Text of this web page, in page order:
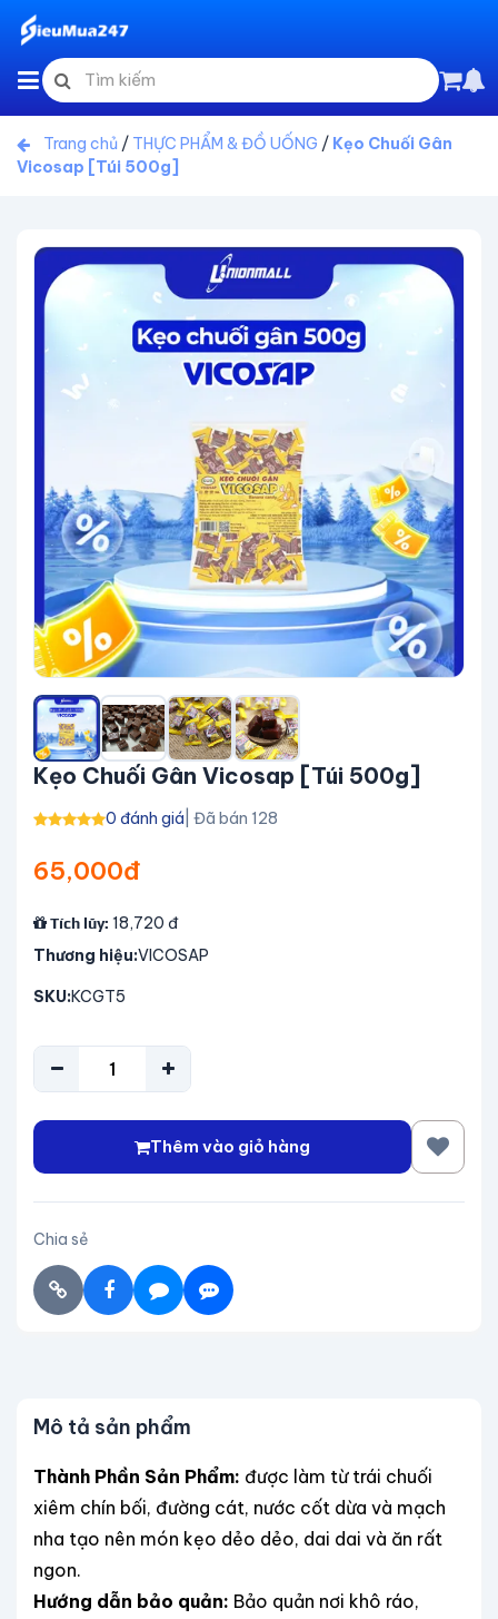
Trang chủ / THỰC PHẨM & ĐỒ UỐNG / Kẹo Chuối Gân
Vicosap [Túi 500g]
Kẹo Chuối Gân Vicosap [Túi 500g]
0 đánh giá | Đã bán 128
65,000đ
Tích lũy: 18,720 đ
Thương hiệu:VICOSAP
SKU:KCGT5
Thêm vào giỏ hàng
Chia sẻ
Mô tả sản phẩm
Thành Phần Sản Phẩm: được làm từ trái chuối
xiêm chín bối, đường cát, nước cốt dừa và mạch
nha tạo nên món kẹo dẻo dẻo, dai dai và ăn rất
ngon.
Hướng dẫn bảo quản: Bảo quản nơi khô ráo,